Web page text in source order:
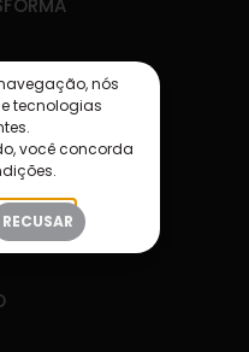
nós
tecnologias
você concorda
RECUSAR